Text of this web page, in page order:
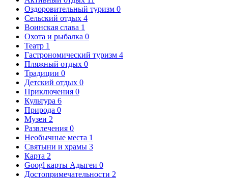
Оздоровительный туризм 0
Сельский отдых 4
Воинская слава 1
Охота и рыбалка 0
Театр 1
Гастрономический туризм 4
Пляжный отдых 0
Традиции 0
Детский отдых 0
Приключения 0
Культура 6
Природа 0
Музеи 2
Развлечения 0
Необычные места 1
Святыни и храмы 3
Карта 2
Googl карты Адыгеи 0
Достопримечательности 2